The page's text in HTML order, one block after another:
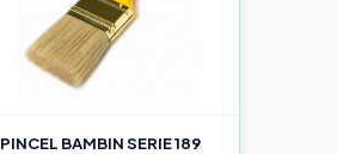
PINCEL BAMBIN SERIE 189